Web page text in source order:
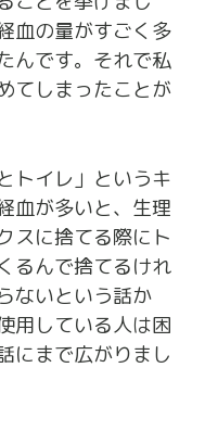
血の量がすごく多
んです。それで私
てしまったことが
トイレ」というキ
血が多いと、生理
スに捨てる際にト
るんで捨てるけれ
ないという話か
用している人は困
にまで広がりまし